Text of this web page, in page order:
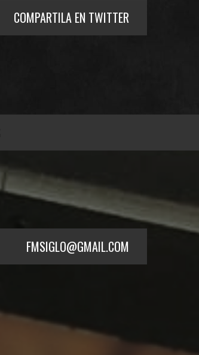
COMPARTILA EN TWITTER
FMSIGLO@GMAIL.COM